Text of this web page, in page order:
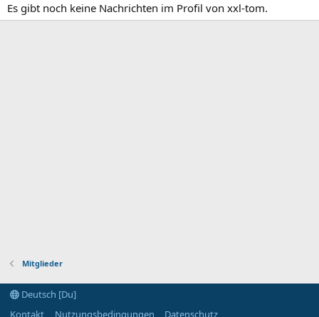
Es gibt noch keine Nachrichten im Profil von xxl-tom.
Mitglieder
Deutsch [Du]
Kontakt
Nutzungsbedingungen Datenschutz